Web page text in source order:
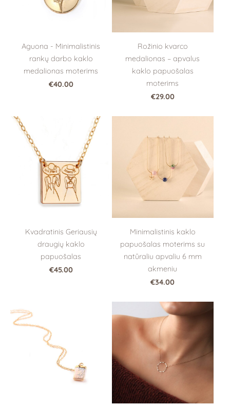
Aguona - Minimalistinis
rankų darbo kaklo
medalionas moterims
€40.00
Rožinio kvarco
medalionas – apvalus
kaklo papuošalas
moterims
€29.00
Kvadratinis Geriausių
draugių kaklo
papuošalas
€45.00
Minimalistinis kaklo
papuošalas moterims su
natūraliu apvaliu 6 mm
akmeniu
€34.00